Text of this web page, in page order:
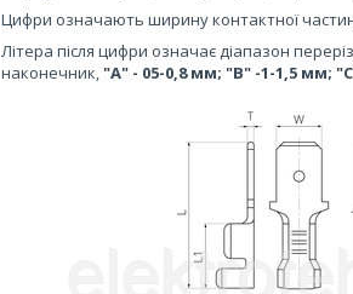
Цифри означають ширину контактної
Літера після цифри означає діапазон
наконечник, "А" - 05-0,8 мм; "В" -1-1,5 мм;